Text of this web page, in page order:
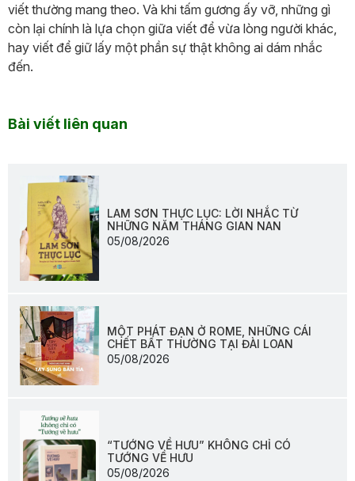
viết thường mang theo. Và khi tấm gương ấy vỡ, những gì
còn lại chính là lựa chọn giữa viết để vừa lòng người khác,
hay viết để giữ lấy một phần sự thật không ai dám nhắc
đến.
Bài viết liên quan
LAM SƠN THỰC LỤC: LỜI NHẮC TỪ
NHỮNG NĂM THÁNG GIAN NAN
05/08/2026
MỘT PHÁT ĐẠN Ở ROME, NHỮNG CÁI
CHẾT BẤT THƯỜNG TẠI ĐÀI LOAN
05/08/2026
“TƯỚNG VỀ HƯU” KHÔNG CHỈ CÓ
TƯỚNG VỀ HƯU
05/08/2026